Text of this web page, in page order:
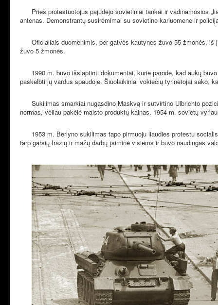
Prieš protestuotojus pajudėjo sovietiniai tankai ir vadinamosios
antenas. Demonstrantų susirėmimai su sovietine kariuomene ir
Oficialiais duomenimis, per gatvės kautynes žuvo 55 žmonės,
žuvo 5 žmonės.
1990 m. buvo išslaptinti dokumentai, kurie parodė, kad aukų
paskelbti jų vardus spaudoje. Šiuolaikiniai vokiečių tyrinėtojai sako,
Sukilimas smarkiai nugąsdino Maskvą ir sutvirtino Ulbrichto
normas, vėliau pakėlė maisto produktų kainas. 1954 m. sovietų
1953 m. Berlyno sukilimas tapo pirmuoju liaudies protestu
tarp garsių frazių ir mažų darbų įsiminė visiems ir buvo naudingas